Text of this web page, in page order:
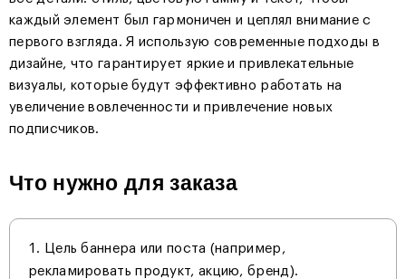
каждый элемент был гармоничен и цеплял внимание с
первого взгляда. Я использую современные подходы в
дизайне, что гарантирует яркие и привлекательные
визуалы, которые будут эффективно работать на
увеличение вовлеченности и привлечение новых
подписчиков.
Что нужно для заказа
Цель баннера или поста (например,
рекламировать продукт, акцию, бренд).